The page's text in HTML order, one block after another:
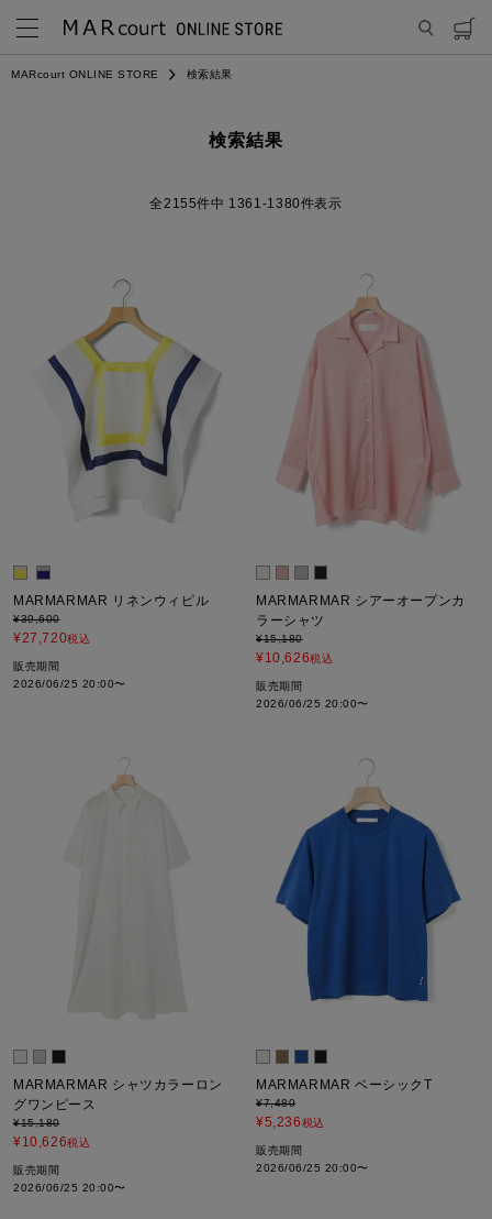
MARcourt ONLINE STORE 検索結果
検索結果
2155件中 1361-1380件表示
MARMARMAR リネンウィピル
¥39,600
¥27,720税込
販売期間
2026/06/25 20:00〜
MARMARMAR シアーオープンカ
ラーシャツ
¥15,180
¥10,626税込
販売期間
2026/06/25 20:00〜
MARMARMAR シャツカラーロン
グワンピース
¥15,180
¥10,626税込
販売期間
2026/06/25 20:00〜
MARMARMAR ベーシックT
¥7,480
¥5,236税込
販売期間
2026/06/25 20:00〜